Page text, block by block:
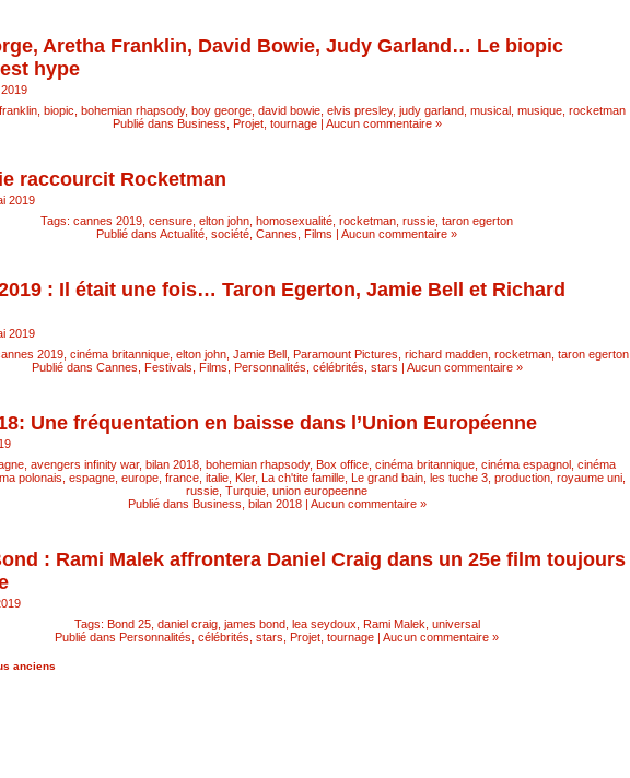
Aretha Franklin, David Bowie, Judy Garland… Le biopic
hype
, biopic bohemian rhapsody, boy george, david bowie, elvis presley, judy garland, musical, musique, rocketman
Publié dans Business Projet, tournage| Aucun commentaire »
raccourcit Rocketman
2019
Tags: cannes 2019 censure elton john homosexualité rocketman russie taron egerton
Publié dans Actualité, société Cannes Films | Aucun commentaire »
: Il était une fois… Taron Egerton, Jamie Bell et Richard
2019
2019 cinéma britannique elton john Jamie Bell Paramount Pictures richard madden rocketman taron egerton
Publié dans Cannes Festivals Films Personnalités, célébrités, stars | Aucun commentaire »
Une fréquentation en baisse dans l’Union Européenne
avengers infinity war, bilan 2018 bohemian rhapsody, Box office cinéma britannique cinéma espagnol cinéma
polonais espagne europe france italie Kler, La ch'tite famille Le grand bain les tuche 3 production royaume uni
russie Turquie union europeenne
Publié dans Business bilan 2018| Aucun commentaire »
: Rami Malek affrontera Daniel Craig dans un 25e film toujours
Tags: Bond 25, daniel craig, james bond, lea seydoux Rami Malek universal
Publié dans Personnalités, célébrités, stars Projet, tournage | Aucun commentaire »
anciens